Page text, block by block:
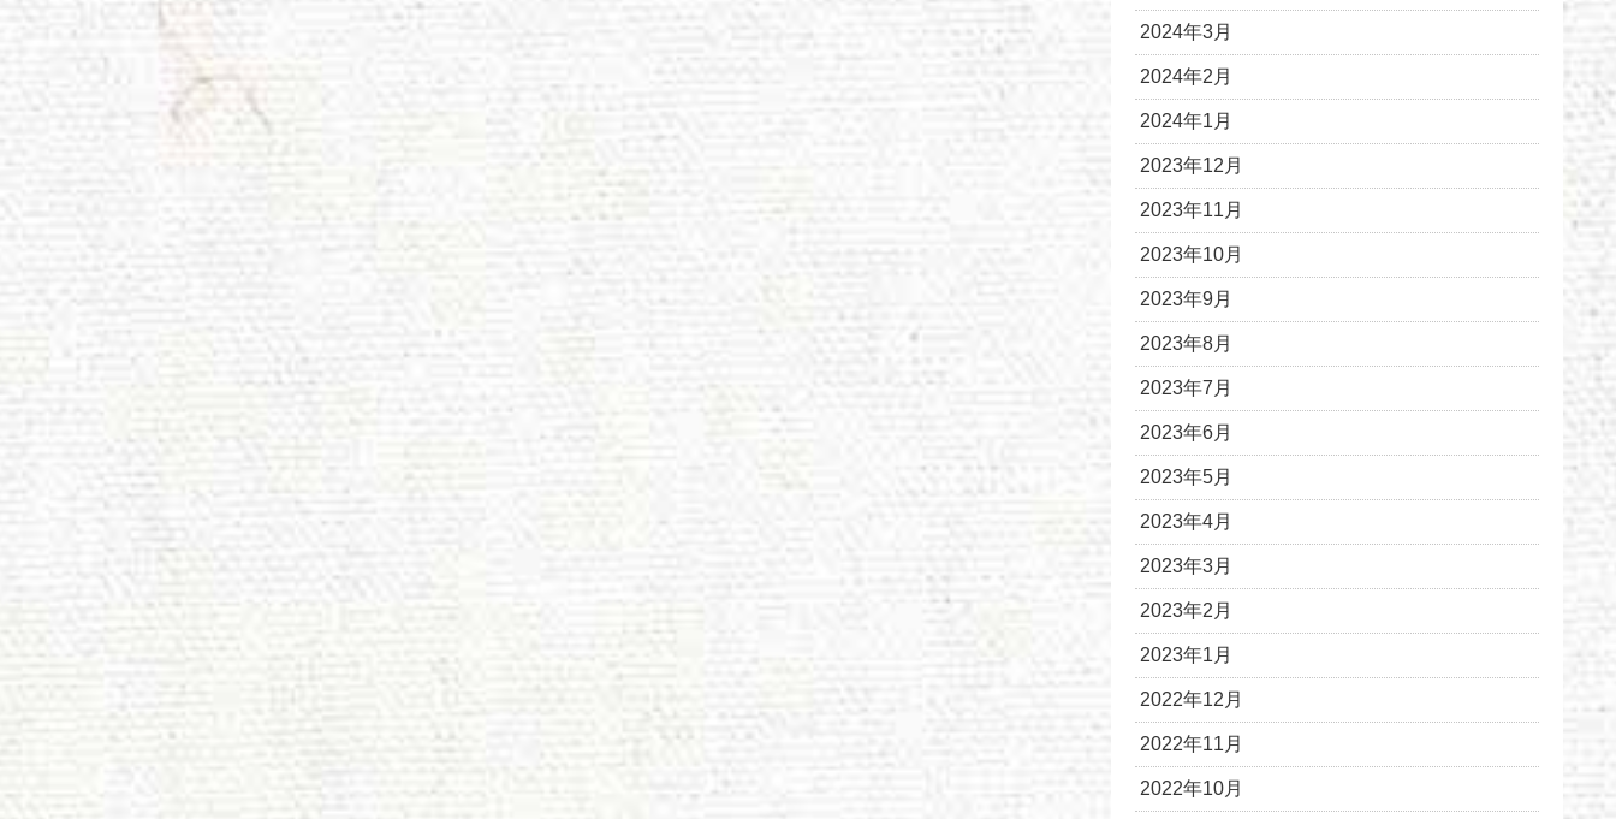
2024年3月
2024年2月
2024年1月
2023年12月
2023年11月
2023年10月
2023年9月
2023年8月
2023年7月
2023年6月
2023年5月
2023年4月
2023年3月
2023年2月
2023年1月
2022年12月
2022年11月
2022年10月